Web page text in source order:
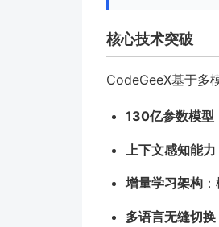
核心技术突破
CodeGeeX基于多
130亿参数模型
上下文感知能力
增量学习架构
多语言无缝切换